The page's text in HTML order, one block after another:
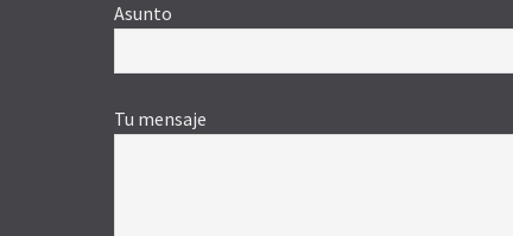
Asunto
Tu mensaje